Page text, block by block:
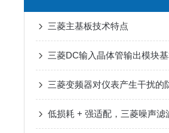
三菱主基板技术特点